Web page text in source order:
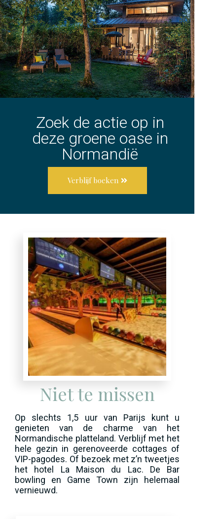
Zoek de actie op in
deze groene oase in
Normandië
Verblijf boeken
Niet te missen
Op slechts 1,5 uur van Parijs kunt u
genieten van de charme van het
Normandische platteland. Verblijf met het
hele gezin in gerenoveerde cottages of
VIP-pagodes. Of bezoek met z’n tweetjes
het hotel La Maison du Lac. De Bar
bowling en Game Town zijn helemaal
vernieuwd.